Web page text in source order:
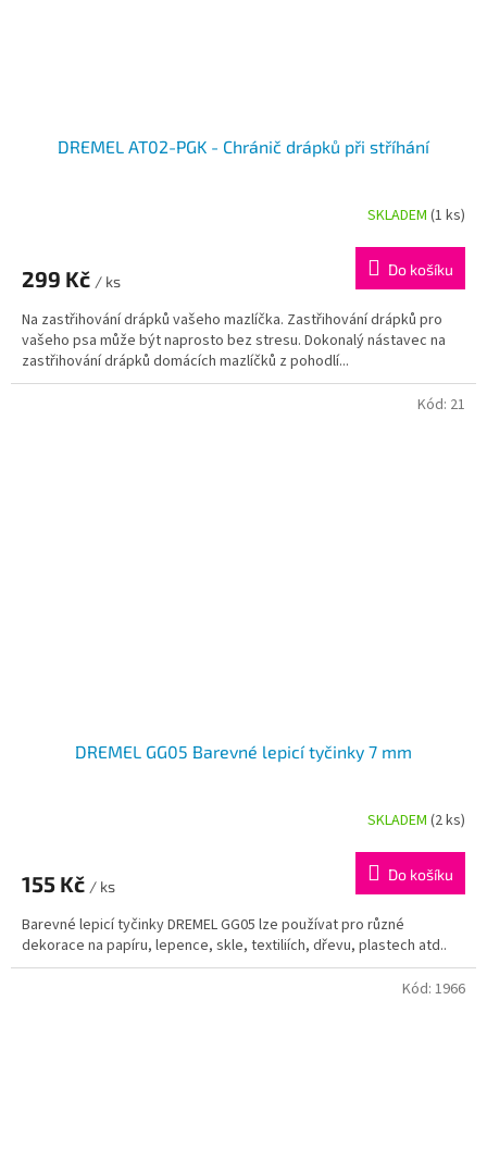
DREMEL AT02-PGK - Chránič drápků při stříhání
SKLADEM (1 ks)
299 Kč / ks
Do košíku
Na zastřihování drápků vašeho mazlíčka. Zastřihování drápků pro
vašeho psa může být naprosto bez stresu. Dokonalý nástavec na
zastřihování drápků domácích mazlíčků z pohodlí...
DREMEL GG05 Barevné lepicí tyčinky 7 mm
SKLADEM (2 ks)
155 Kč / ks
Do košíku
Barevné lepicí tyčinky DREMEL GG05 lze používat pro různé
dekorace na papíru, lepence, skle, textiliích, dřevu, plastech atd..
Kód: 21
Kód: 1966